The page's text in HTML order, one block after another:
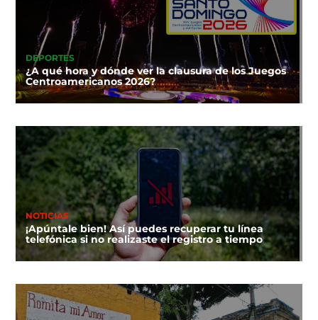
DEPORTES
¿A qué hora y dónde ver la clausura de los Juegos
Centroamericanos 2026?
NOTICIAS
¡Apúntale bien! Así puedes recuperar tu línea
telefónica si no realizaste el registro a tiempo